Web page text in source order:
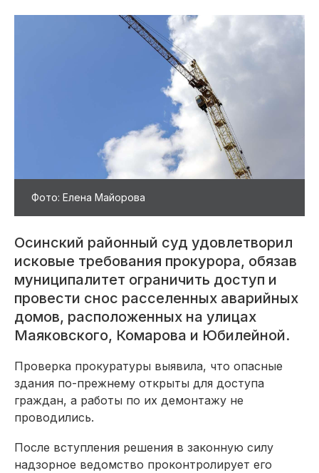
Благоустройство
Фото: Елена Майорова
Осинский районный суд удовлетворил
исковые требования прокурора, обязав
муниципалитет ограничить доступ и
провести снос расселенных аварийных
домов, расположенных на улицах
Маяковского, Комарова и Юбилейной.
Проверка прокуратуры выявила, что опасные
здания по-прежнему открыты для доступа
граждан, а работы по их демонтажу не
проводились.
После вступления решения в законную силу
надзорное ведомство проконтролирует его